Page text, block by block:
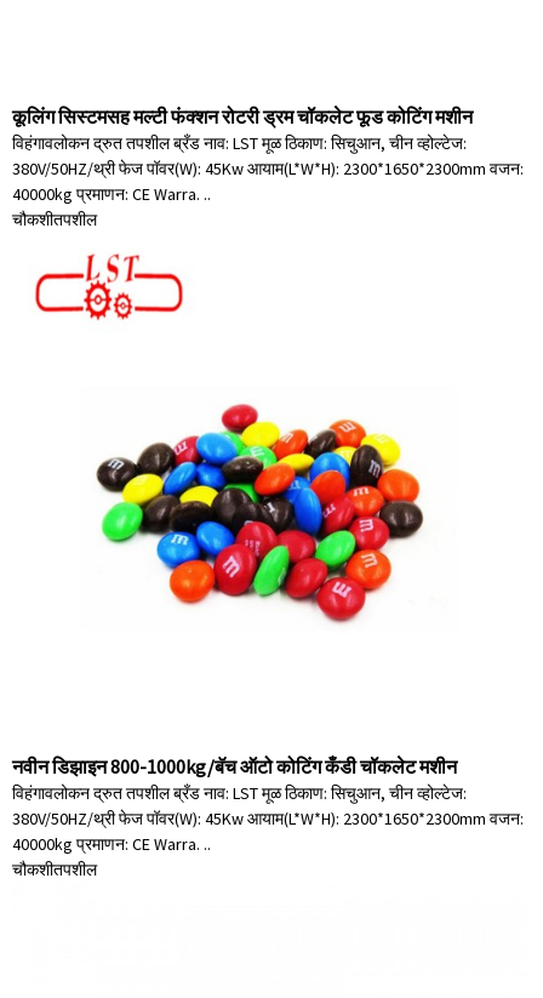
कूलिंग सिस्टमसह मल्टी फंक्शन रोटरी ड्रम चॉकलेट फूड कोटिंग मशीन
विहंगावलोकन द्रुत तपशील ब्रँड नाव: LST मूळ ठिकाण: सिचुआन, चीन व्होल्टेज:
380V/50HZ/थ्री फेज पॉवर(W): 45Kw आयाम(L*W*H): 2300*1650*2300mm वजन:
40000kg प्रमाणन: CE Warra. ..
चौकशीतपशील
नवीन डिझाइन 800-1000kg/बॅच ऑटो कोटिंग कँडी चॉकलेट मशीन
विहंगावलोकन द्रुत तपशील ब्रँड नाव: LST मूळ ठिकाण: सिचुआन, चीन व्होल्टेज:
380V/50HZ/थ्री फेज पॉवर(W): 45Kw आयाम(L*W*H): 2300*1650*2300mm वजन:
40000kg प्रमाणन: CE Warra. ..
चौकशीतपशील